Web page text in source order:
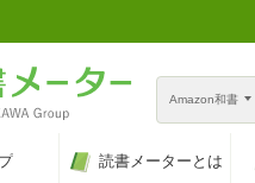
Amazon和書
読書メーターとは